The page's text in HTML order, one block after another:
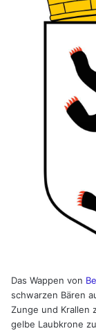
Das Wappen von
schwarzen Bären
Zunge und Krallen
gelbe Laubkrone